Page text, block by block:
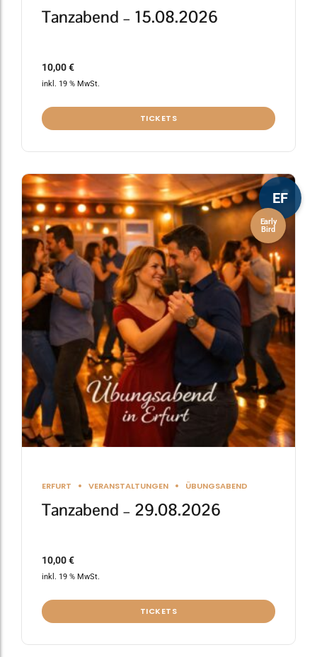
Tanzabend – 15.08.2026
10,00€
inkl. 19 % MwSt.
TICKETS
EF
Early
Bird
ERFURT VERANSTALTUNGEN ÜBUNGSABEND
Tanzabend – 29.08.2026
10,00€
inkl. 19 % MwSt.
TICKETS